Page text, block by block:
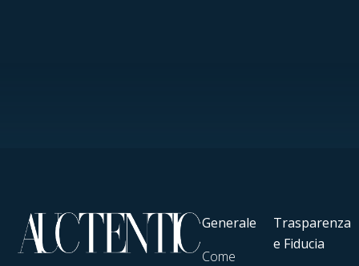
Generale
Come
Trasparenza
e Fiducia